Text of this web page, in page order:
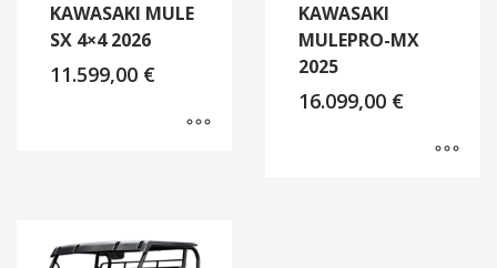
KAWASAKI MULE
SX 4×4 2026
11.599,00 €
KAWASAKI
MULEPRO-MX
2025
16.099,00 €